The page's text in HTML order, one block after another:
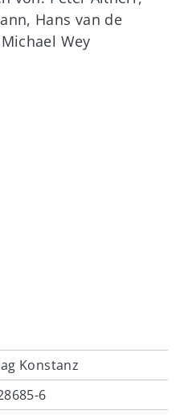
Hans van de
Wey
Konstanz
6